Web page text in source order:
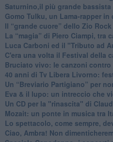
​Saturnino,il più grande
​Gomo Tulku, un Lama-rapper in
​Il “grande cuore” dello Zio
La “magia” di Piero Ciampi, tra
Luca Carboni ed il "Tributo ad
C'era una volta il Festival della
Bruciato vivo: le canzoni contro
40 anni di Tv Libera Livorno:
Un “Breviario Partigiano” per
Eva & il lupo: un intreccio che
Un CD per la "rinascita" di
Mozait: un ponte in musica tra
Lo spettacolo, come sempre,
Ciao, Ambra! Non